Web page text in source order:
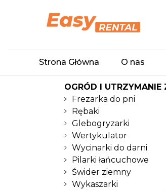
Strona Główna O nas
OGRÓD I UTRZYMANIE
Frezarka do pni
Rębaki
Glebogryzarki
Wertykulator
Wycinarki do darni
Pilarki łańcuchowe
Świder ziemny
Wykaszarki